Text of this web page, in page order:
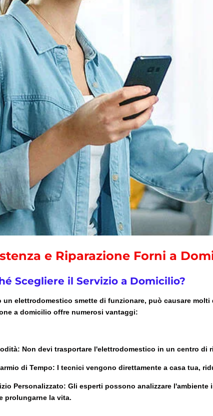
e Riparazione Forni a
Scegliere il Servizio a Domicilio?
un elettrodomestico smette di funzionare, può causare
a domicilio offre numerosi vantaggi:
: Non devi trasportare l'elettrodomestico in un centro di
di Tempo: I tecnici vengono direttamente a casa tua,
Personalizzato: Gli esperti possono analizzare
prolungarne la vita.